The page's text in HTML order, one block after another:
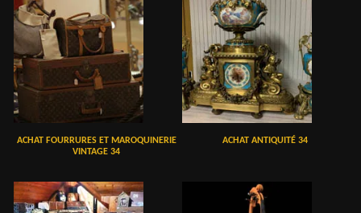
ACHAT FOURRURES ET MAROQUINERIE
VINTAGE 34
ACHAT ANTIQUITÉ 34